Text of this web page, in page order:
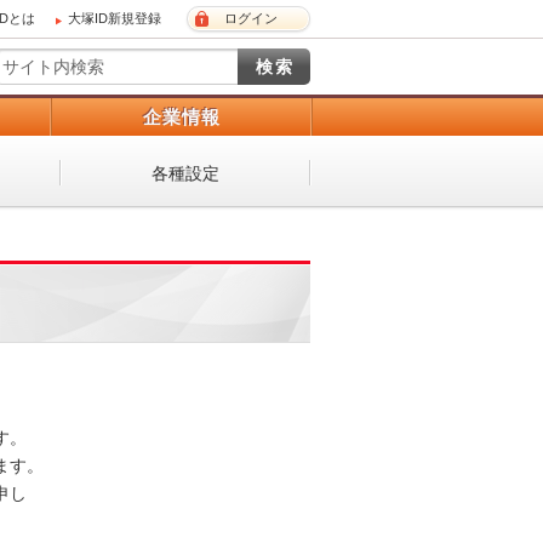
とは 大塚ID新規登録 ログイン
企業情報
各種設定
。
す。
し